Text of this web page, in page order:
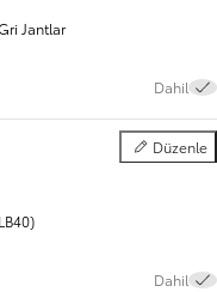
Jantlar
Dahil
Düzenle
İç döşeme
Dahil